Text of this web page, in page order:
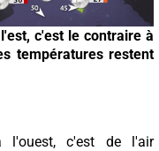
c'est le contraire à
températures restent
l'ouest, c'est de l'air